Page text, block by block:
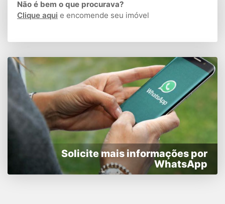
Não é bem o que procurava?
Clique aqui e encomende seu imóvel
Solicite mais informações por
WhatsApp